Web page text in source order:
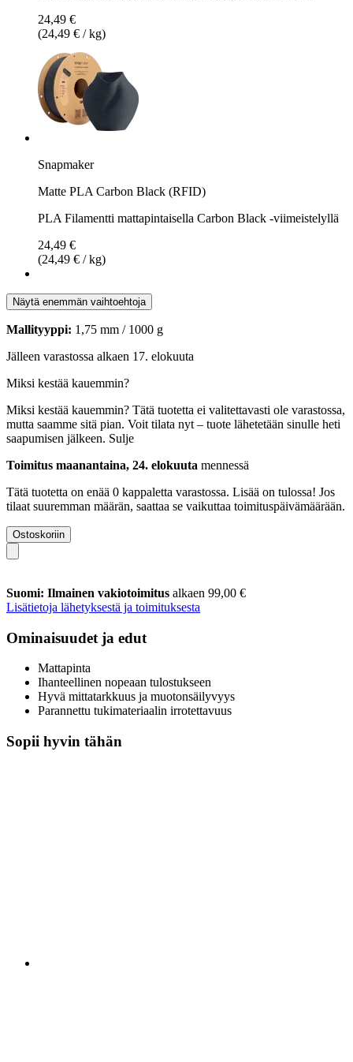
24,49 €
(24,49 € / kg)
Snapmaker
Matte PLA Carbon Black (RFID)
PLA Filamentti mattapintaisella Carbon Black -viimeistelyllä
24,49 €
(24,49 € / kg)
Näytä enemmän vaihtoehtoja
Mallityyppi: 1,75 mm / 1000 g
Jälleen varastossa alkaen 17. elokuuta
Miksi kestää kauemmin?
Miksi kestää kauemmin? Tätä tuotetta ei valitettavasti ole varastossa,
mutta saamme sitä pian. Voit tilata nyt – tuote lähetetään sinulle heti
saapumisen jälkeen. Sulje
Toimitus maanantaina, 24. elokuuta mennessä
Tätä tuotetta on enää 0 kappaletta varastossa. Lisää on tulossa! Jos
tilaat suuremman määrän, saattaa se vaikuttaa toimituspäivämäärään.
Ostoskoriin
Suomi: Ilmainen vakiotoimitus alkaen 99,00 €
Lisätietoja lähetyksestä ja toimituksesta
Ominaisuudet ja edut
Mattapinta
Ihanteellinen nopeaan tulostukseen
Hyvä mittatarkkuus ja muotonsäilyvyys
Parannettu tukimateriaalin irrotettavuus
Sopii hyvin tähän